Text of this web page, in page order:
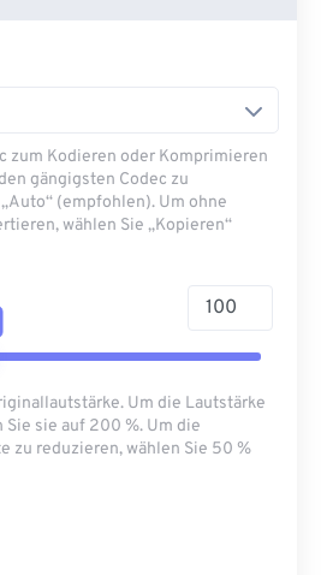
zum Kodieren oder Komprimieren
gängigsten Codec zu
(empfohlen). Um ohne
wählen Sie „Kopieren“
Um die Lautstärke
sie auf 200 %. Um die
zu reduzieren, wählen Sie 50 %